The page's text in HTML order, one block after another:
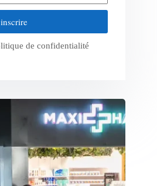
de confidentialité